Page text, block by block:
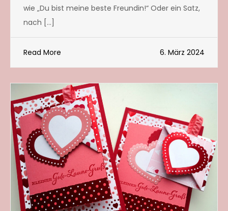
wie „Du bist meine beste Freundin!“ Oder ein Satz,
nach […]
Read More 6. März 2024